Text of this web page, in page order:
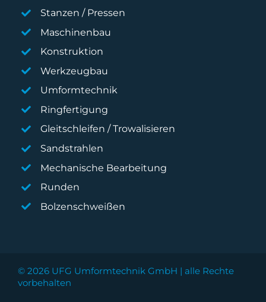
Stanzen / Pressen
Maschinenbau
Konstruktion
Werkzeugbau
Umformtechnik
Ringfertigung
Gleitschleifen / Trowalisieren
Sandstrahlen
Mechanische Bearbeitung
Runden
Bolzenschweißen
© 2026 UFG Umformtechnik GmbH | alle Rechte
vorbehalten